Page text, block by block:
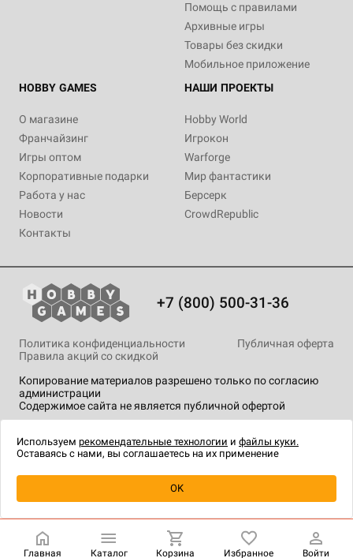
Помощь с правилами
Архивные игры
Товары без скидки
Мобильное приложение
HOBBY GAMES
О магазине
Франчайзинг
Игры оптом
Корпоративные подарки
Работа у нас
Новости
Контакты
НАШИ ПРОЕКТЫ
Hobby World
Игрокон
Warforge
Мир фантастики
Берсерк
CrowdRepublic
+7 (800) 500-31-36
Копирование материалов разрешено только по согласию
администрации
Содержимое сайта не является публичной офертой
Политика конфиденциальности
Публичная оферта
Правила акций со скидкой
технологии.
Главная Каталог Корзина Избранное Войти
Используем рекомендательные технологии и файлы куки.
Оставаясь с нами, вы соглашаетесь на их применение
OK